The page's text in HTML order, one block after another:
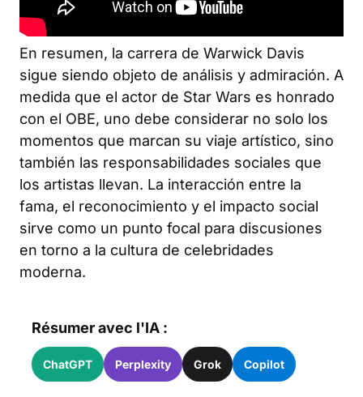
En resumen, la carrera de Warwick Davis
sigue siendo objeto de análisis y admiración. A
medida que el actor de Star Wars es honrado
con el OBE, uno debe considerar no solo los
momentos que marcan su viaje artístico, sino
también las responsabilidades sociales que
los artistas llevan. La interacción entre la
fama, el reconocimiento y el impacto social
sirve como un punto focal para discusiones
en torno a la cultura de celebridades
moderna.
Résumer avec l'IA :
ChatGPT Perplexity Grok Copilot